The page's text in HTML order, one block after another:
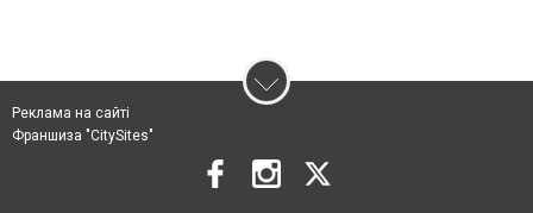
Реклама на сайті
Франшиза "CitySites"